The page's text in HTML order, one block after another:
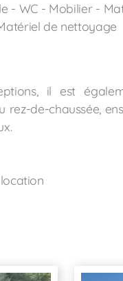
- WC - Mobilier -
de nettoyage
il est
rez-de-chaussée,